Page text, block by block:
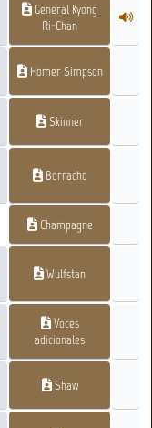
General Kyong
Ri-Chan
Homer Simpson
Skinner
Borracho
Champagne
Wulfstan
Voces
adicionales
Shaw